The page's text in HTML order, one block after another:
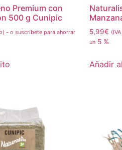
Premium con
500 g Cunipic
- o suscríbete para ahorrar
5,99€
un 5 %
Añadir